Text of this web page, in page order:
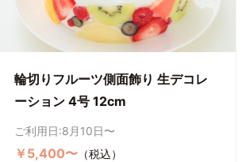
輪切りフルーツ側面飾り 生デコレ
ーション 4号 12cm
ご利用日:8月10日〜
￥5,400〜（税込）